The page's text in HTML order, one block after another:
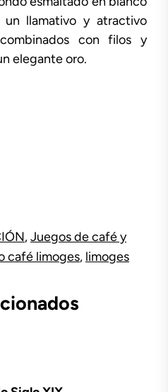
llamativo y atractivo
con filos y
elegante oro.
,Juegos de café y
café limoges, limoges